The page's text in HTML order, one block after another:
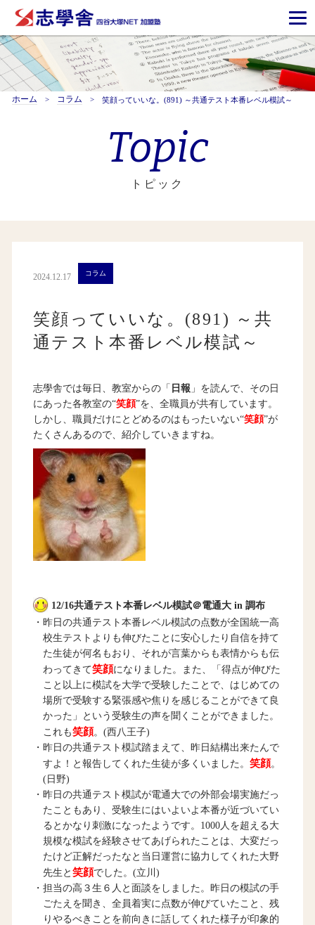
ホーム コラム 笑顔っていいな。(891) ～共通テスト本番レベル模試～
Topic
トピック
2024.12.17 コラム
笑顔っていいな。(891) ～共
通テスト本番レベル模試～
志學舎では毎日、教室からの「 日報 」を読んで、その日
にあった各教室の“笑顔”を、全職員が共有しています。
しかし、職員だけにとどめるのはもったいない“笑顔”が
たくさんあるので、紹介していきますね。
12/16共通テスト本番レベル模試＠電通大 in 調布
・昨日の共通テスト本番レベル模試の点数が全国統一高
校生テストよりも伸びたことに安心したり自信を持て
た生徒が何名もおり、それが言葉からも表情からも伝
わってきて笑顔になりました。また、「得点が伸びた
こと以上に模試を大学で受験したことで、はじめての
場所で受験する緊張感や焦りを感じることができて良
かった」という受験生の声を聞くことができました。
これも笑顔。(西八王子)
・昨日の共通テスト模試踏まえて、昨日結構出来たんで
すよ！と報告してくれた生徒が多くいました。 笑顔。
(日野)
・昨日の共通テスト模試が電通大での外部会場実施だっ
たこともあり、受験生にはいよいよ本番が近づいてい
るとかなり刺激になったようです。1000人を超える大
規模な模試を経験させてあげられたことは、大変だっ
たけど正解だったなと当日運営に協力してくれた大野
先生と 笑顔でした。(立川)
・担当の高３生６人と面談をしました。昨日の模試の手
ごたえを聞き、全員着実に点数が伸びていたこと、残
りやるべきことを前向きに話してくれた様子が印象的